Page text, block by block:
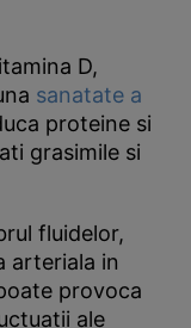
D,
sanatate a
proteine si
grasimile si
fluidelor,
arteriala in
provoca
ale